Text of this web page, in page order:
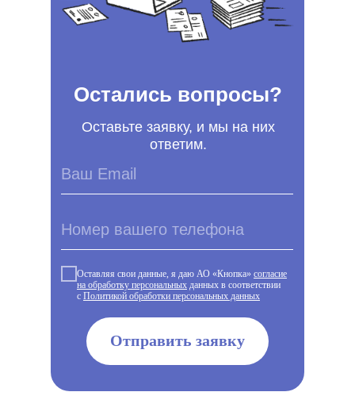
Остались вопросы?
Оставьте заявку, и мы на них
ответим.
Оставляя свои данные, я даю АО «Кнопка» согласие
на обработку персональных данных в соответствии
с Политикой обработки персональных данных
Отправить заявку